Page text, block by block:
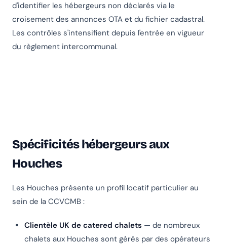
d'identifier les hébergeurs non déclarés via le
croisement des annonces OTA et du fichier cadastral.
Les contrôles s'intensifient depuis l'entrée en vigueur
du règlement intercommunal.
Spécificités hébergeurs aux
Houches
Les Houches présente un profil locatif particulier au
sein de la CCVCMB :
Clientèle UK de catered chalets — de nombreux
chalets aux Houches sont gérés par des opérateurs